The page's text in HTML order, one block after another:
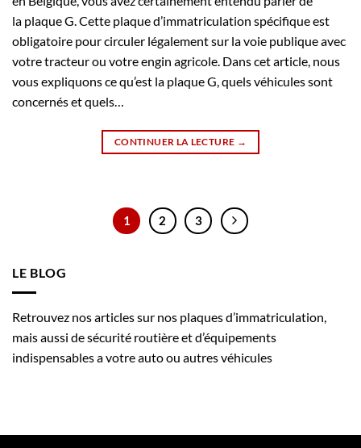
la plaque G. Cette plaque d’immatriculation spécifique est
obligatoire pour circuler légalement sur la voie publique avec
votre tracteur ou votre engin agricole. Dans cet article, nous
vous expliquons ce qu’est la plaque G, quels véhicules sont
concernés et quels…
CONTINUER LA LECTURE →
1 2 3
LE BLOG
Retrouvez nos articles sur nos plaques d’immatriculation,
mais aussi de sécurité routière et d’équipements
indispensables a votre auto ou autres véhicules